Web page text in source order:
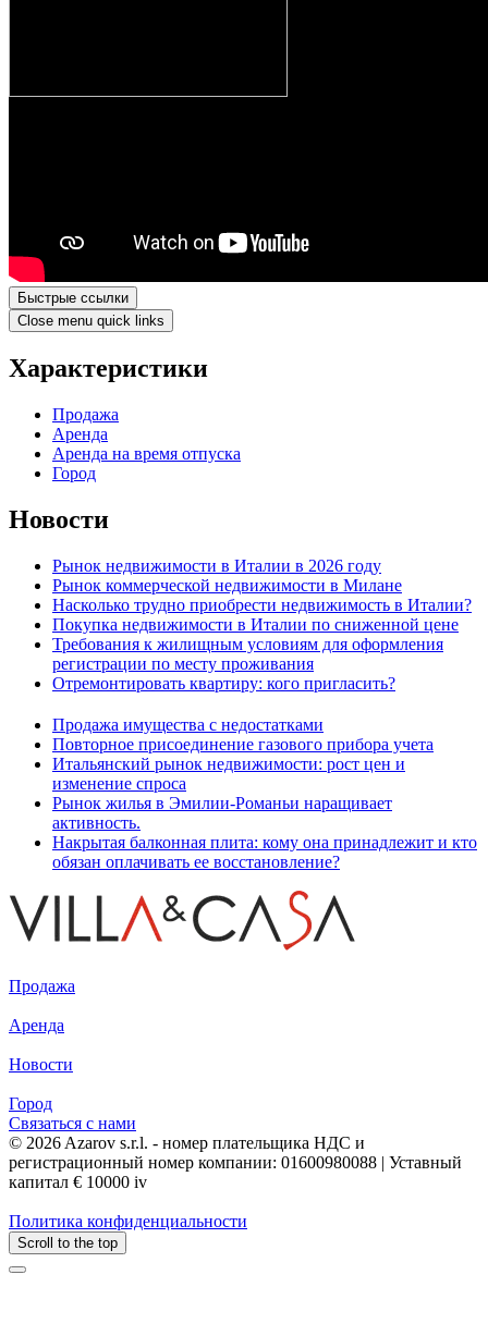
Быстрые ссылки
Close menu quick links
Характеристики
Продажа
Аренда
Аренда на время отпуска
Город
Новости
Рынок недвижимости в Италии в 2026 году
Рынок коммерческой недвижимости в Милане
Насколько трудно приобрести недвижимость в Италии?
Покупка недвижимости в Италии по сниженной цене
Требования к жилищным условиям для оформления
регистрации по месту проживания
Отремонтировать квартиру: кого пригласить?
Продажа имущества с недостатками
Повторное присоединение газового прибора учета
Итальянский рынок недвижимости: рост цен и
изменение спроса
Рынок жилья в Эмилии-Романьи наращивает
активность.
Накрытая балконная плита: кому она принадлежит и кто
обязан оплачивать ее восстановление?
Продажа
Аренда
Новости
Город
Связаться с нами
© 2026 Azarov s.r.l. - номер плательщика НДС и
регистрационный номер компании: 01600980088 | Уставный
капитал € 10000 iv
Политика конфиденциальности
Scroll to the top